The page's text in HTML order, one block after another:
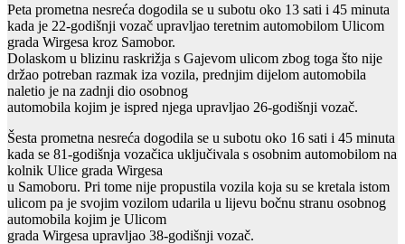
Peta prometna nesreća dogodila se u subotu oko 13 sati i 45 minuta
kada je 22-godišnji vozač upravljao teretnim automobilom Ulicom
grada Wirgesa kroz Samobor.
Dolaskom u blizinu raskrižja s Gajevom ulicom zbog toga što nije
držao potreban razmak iza vozila, prednjim dijelom automobila
naletio je na zadnji dio osobnog
automobila kojim je ispred njega upravljao 26-godišnji vozač.
Šesta prometna nesreća dogodila se u subotu oko 16 sati i 45 minuta
kada se 81-godišnja vozačica uključivala s osobnim automobilom na
kolnik Ulice grada Wirgesa
u Samoboru. Pri tome nije propustila vozila koja su se kretala istom
ulicom pa je svojim vozilom udarila u lijevu bočnu stranu osobnog
automobila kojim je Ulicom
grada Wirgesa upravljao 38-godišnji vozač.